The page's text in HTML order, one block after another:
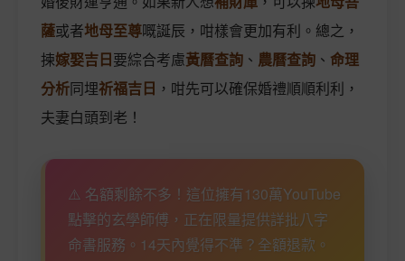
薩或者地母至尊嘅誕辰，咁樣會更加有利。總之，
揀嫁娶吉日要綜合考慮黃曆查詢 、 農曆查詢 、 命理
分析同埋祈福吉日 ，咁先可以確保婚禮順順利利，
夫妻白頭到老！
⚠️ 名額剩餘不多！這位擁有130萬YouTube
點擊的玄學師傅，正在限量提供詳批八字
命書服務。14天內覺得不準？全額退款。